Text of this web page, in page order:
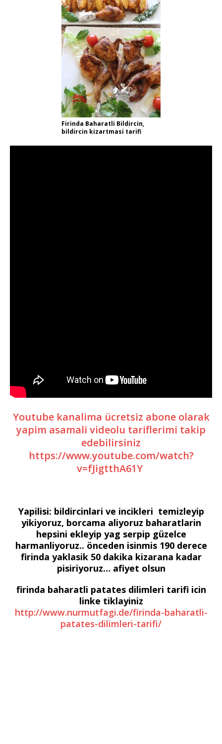
Firinda Baharatli Bildircin,
bildircin kizartmasi tarifi
Youtube kanalima ücretsiz abone olarak
yapim asamali videolu tariflerimi takip
edebilirsiniz
https://www.youtube.com/watch?
v=fJigtthA61Y
Yapilisi: bildircinlari ve incikleri temizleyip
yikiyoruz, borcama aliyoruz baharatlarin
hepsini ekleyip yag serpip güzelce
harmanliyoruz.. önceden isinmis 190 derece
firinda yaklasik 50 dakika kizarana kadar
pisiriyoruz… afiyet olsun
firinda baharatli patates dilimleri tarifi icin
linke tiklayiniz
http://www.nurmutfagi.de/firinda-baharatli-
patates-dilimleri-tarifi/